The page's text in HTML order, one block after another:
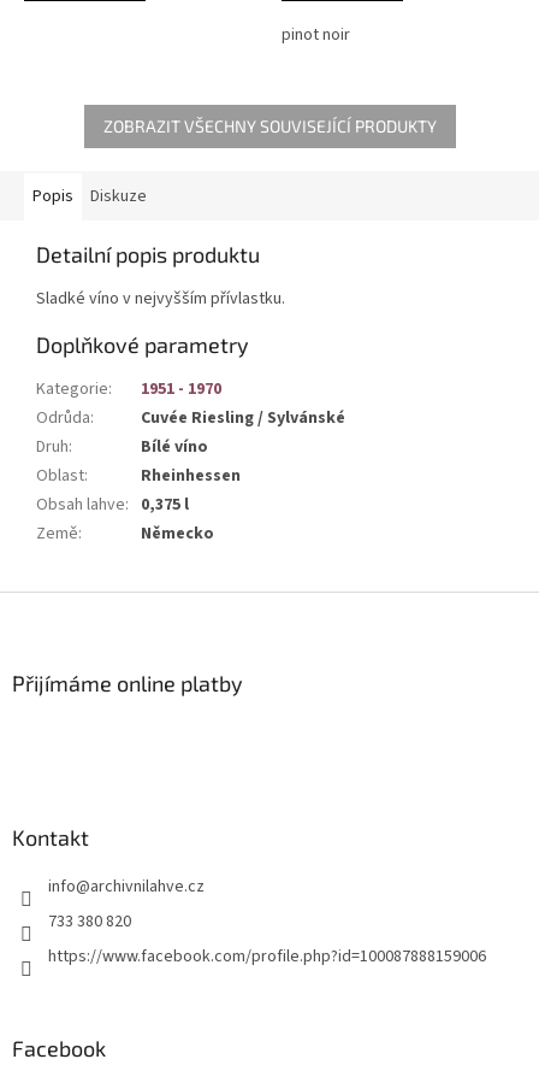
pinot noir
ZOBRAZIT VŠECHNY SOUVISEJÍCÍ PRODUKTY
Popis Diskuze
Detailní popis produktu
Sladké víno v nejvyšším přívlastku.
Doplňkové parametry
Kategorie:
1951 - 1970
Odrůda:
Cuvée Riesling / Sylvánské
Druh:
Bílé víno
Oblast:
Rheinhessen
Obsah lahve: 0,375 l
Země: Německo
Přijímáme online platby
Kontakt
info@archivnilahve.cz
733 380 820
https://www.facebook.com/profile.php?id=100087888159006
Facebook